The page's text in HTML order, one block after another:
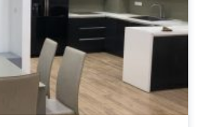
nhà 24/24. Liên hệ xem nhà: